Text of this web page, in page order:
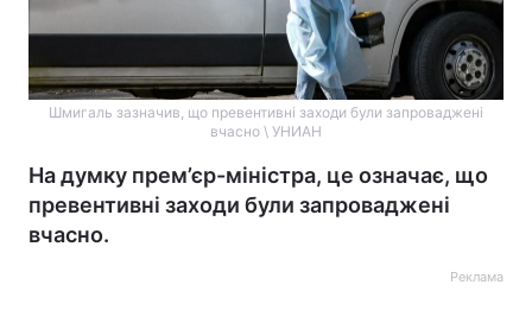
Шмигаль зазначив, що превентивні заходи були запроваджені
вчасно \ УНИАН
На думку прем’єр-міністра, це означає, що
превентивні заходи були запроваджені
вчасно.
Реклама